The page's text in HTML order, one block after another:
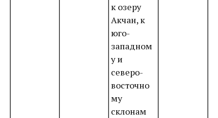
к озеру
Акчан, к
юго-
западном
у и
северо-
восточно
му
склонам